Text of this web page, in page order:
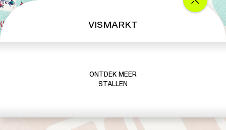
VISMARKT
ONTDEK MEER
STALLEN